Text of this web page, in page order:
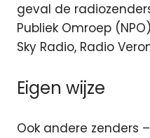
geval de
Publiek Omroep (NPO),
Sky Radio, Radio
Eigen wijze
Ook andere zenders